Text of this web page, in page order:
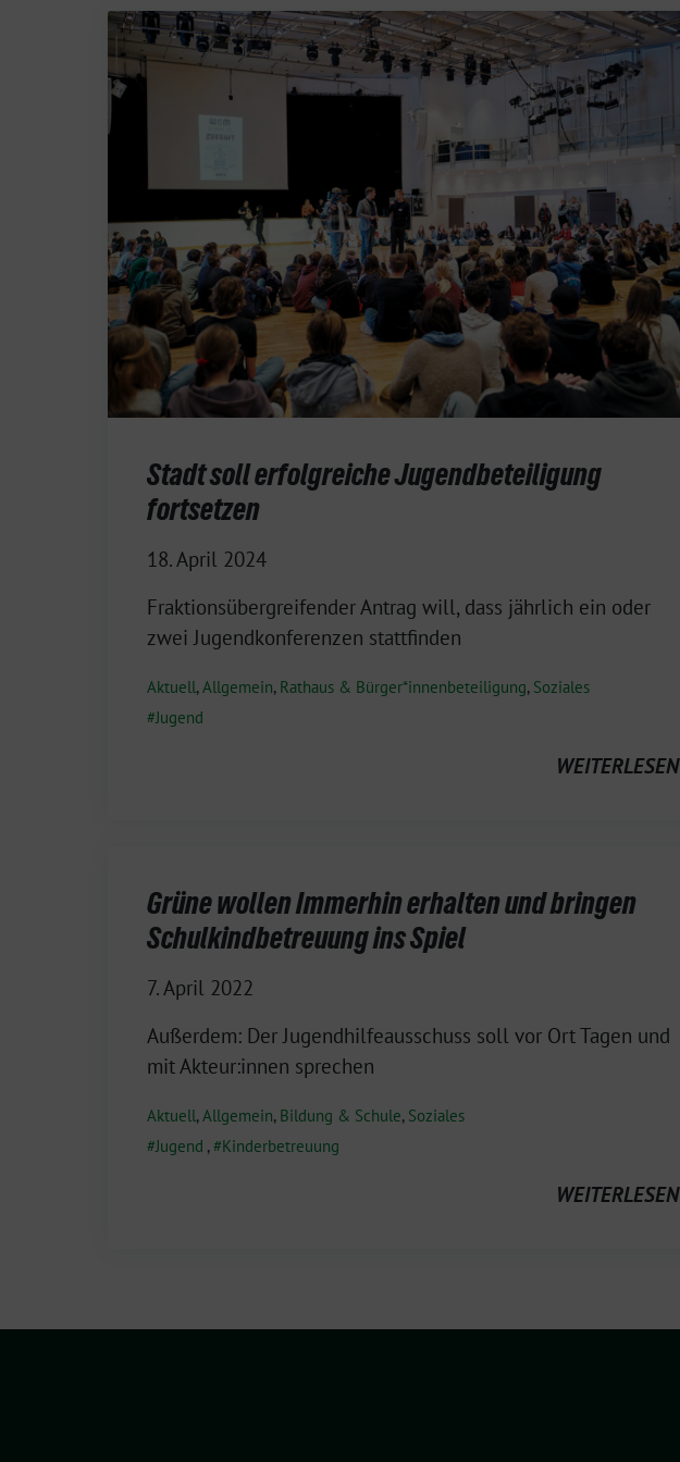
Stadt soll erfolgreiche Jugendbeteiligung
fortsetzen
18. April 2024
Fraktionsübergreifender Antrag will, dass jährlich ein oder
zwei Jugendkonferenzen stattfinden
Aktuell,Allgemein, Rathaus & Bürger*innenbeteiligung, Soziales
Jugend
WEITERLESEN
Grüne wollen Immerhin erhalten und bringen
Schulkindbetreuung ins Spiel
7. April 2022
Außerdem: Der Jugendhilfeausschuss soll vor Ort Tagen und
mit Akteur:innen sprechen
Aktuell,Allgemein, Bildung & Schule, Soziales
Jugend , Kinderbetreuung
WEITERLESEN